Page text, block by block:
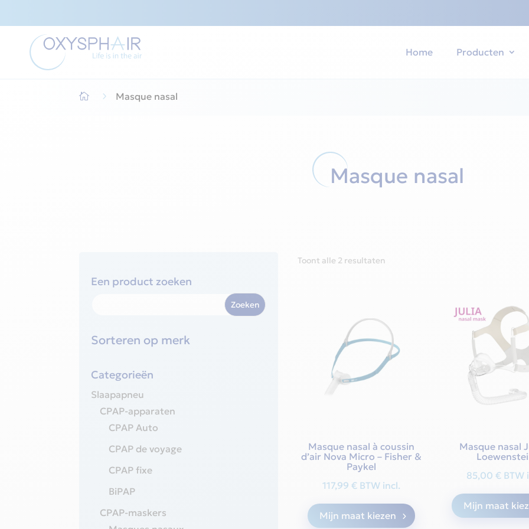
Home Producten
 5 Masque nasal
Masque nasal
Een product zoeken
Sorteren op merk
Categorieën
Slaapapneu
CPAP-apparaten
CPAP Auto
CPAP de voyage
CPAP fixe
BiPAP
CPAP-maskers
Toont alle 2 resultatenGesorteerd
Masque nasal à coussin
d’air Nova Micro – Fisher &
Paykel
117,99€ BTW incl.
Mijn maat kiezen
product
Masque nasal
85,00€ BTW
Mijn maat